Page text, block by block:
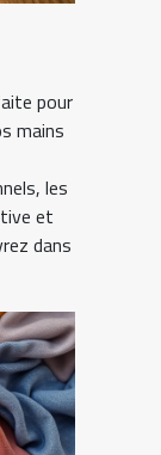
pour
mains
les
et
dans